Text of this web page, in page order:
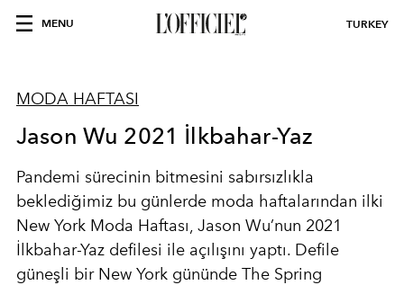
MENU TURKEY
MODA HAFTASI
Jason Wu 2021 İlkbahar-Yaz
Pandemi sürecinin bitmesini sabırsızlıkla
beklediğimiz bu günlerde moda haftalarından ilki
New York Moda Haftası, Jason Wu’nun 2021
İlkbahar-Yaz defilesi ile açılışını yaptı. Defile
güneşli bir New York gününde The Spring